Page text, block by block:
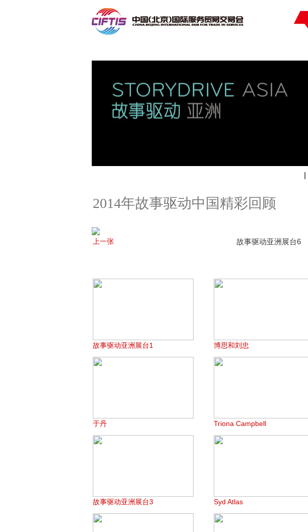
|
2014年故事驱动中国精彩回顾
上一张 故事驱动亚洲展台6
故事驱动亚洲展台1 博思和刘忠
于丹 Triona Campbell
故事驱动亚洲展台3 Syd Atlas